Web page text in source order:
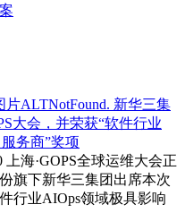
新华三集
大会，并荣获“软件行业
务商”奖项
上海·GOPS全球运维大会正
旗下新华三集团出席本次
行业AIOps领域极具影响